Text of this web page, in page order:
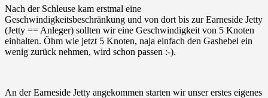
Nach der Schleuse kam erstmal eine
Geschwindigkeitsbeschränkung und von dort bis zur Earneside Jetty
(Jetty == Anleger) sollten wir eine Geschwindigkeit von 5 Knoten
einhalten. Öhm wie jetzt 5 Knoten, naja einfach den Gashebel ein
wenig zurück nehmen, wird schon passen :-).
An der Earneside Jetty angekommen starten wir unser erstes eigenes